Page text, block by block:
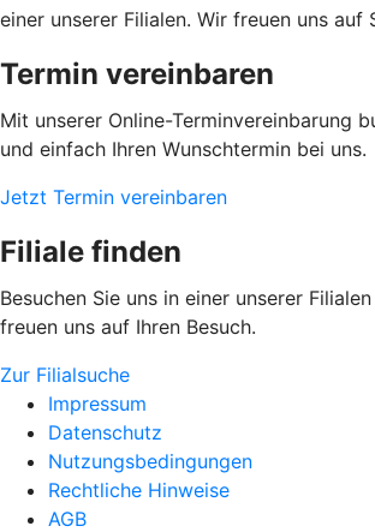
einer unserer Filialen. Wir freuen uns auf
Termin vereinbaren
Mit unserer Online-Terminvereinbarung
und einfach Ihren Wunschtermin bei uns.
Jetzt Termin vereinbaren
Filiale finden
Besuchen Sie uns in einer unserer
freuen uns auf Ihren Besuch.
Zur Filialsuche
Impressum
Datenschutz
Nutzungsbedingungen
Rechtliche Hinweise
AGB